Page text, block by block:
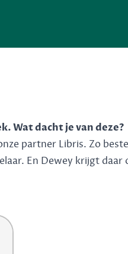
Wat dacht je van deze?
partner Libris. Zo
En Dewey krijgt daar